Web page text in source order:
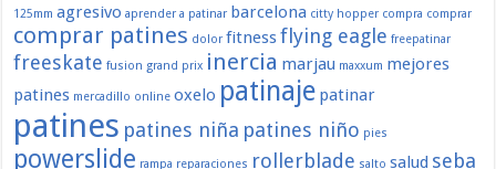
125mm agresivo aprender a patinar barcelona citty hopper compra comprar
comprar patines dolor fitnessflying eagle freepatinar
freeskate fusion grand prix inercia marjau maxxum mejores
patines mercadillo online oxelo patinaje patinar
patines patines niña patines niño pies
powerslide rampa reparaciones rollerblade salto salud seba